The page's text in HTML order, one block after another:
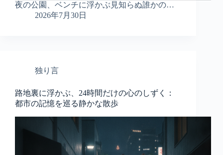
夜の公園、ベンチに浮かぶ見知らぬ誰かの…
2026年7月30日
独り言
路地裏に浮かぶ、24時間だけの心のしずく：
都市の記憶を巡る静かな散歩